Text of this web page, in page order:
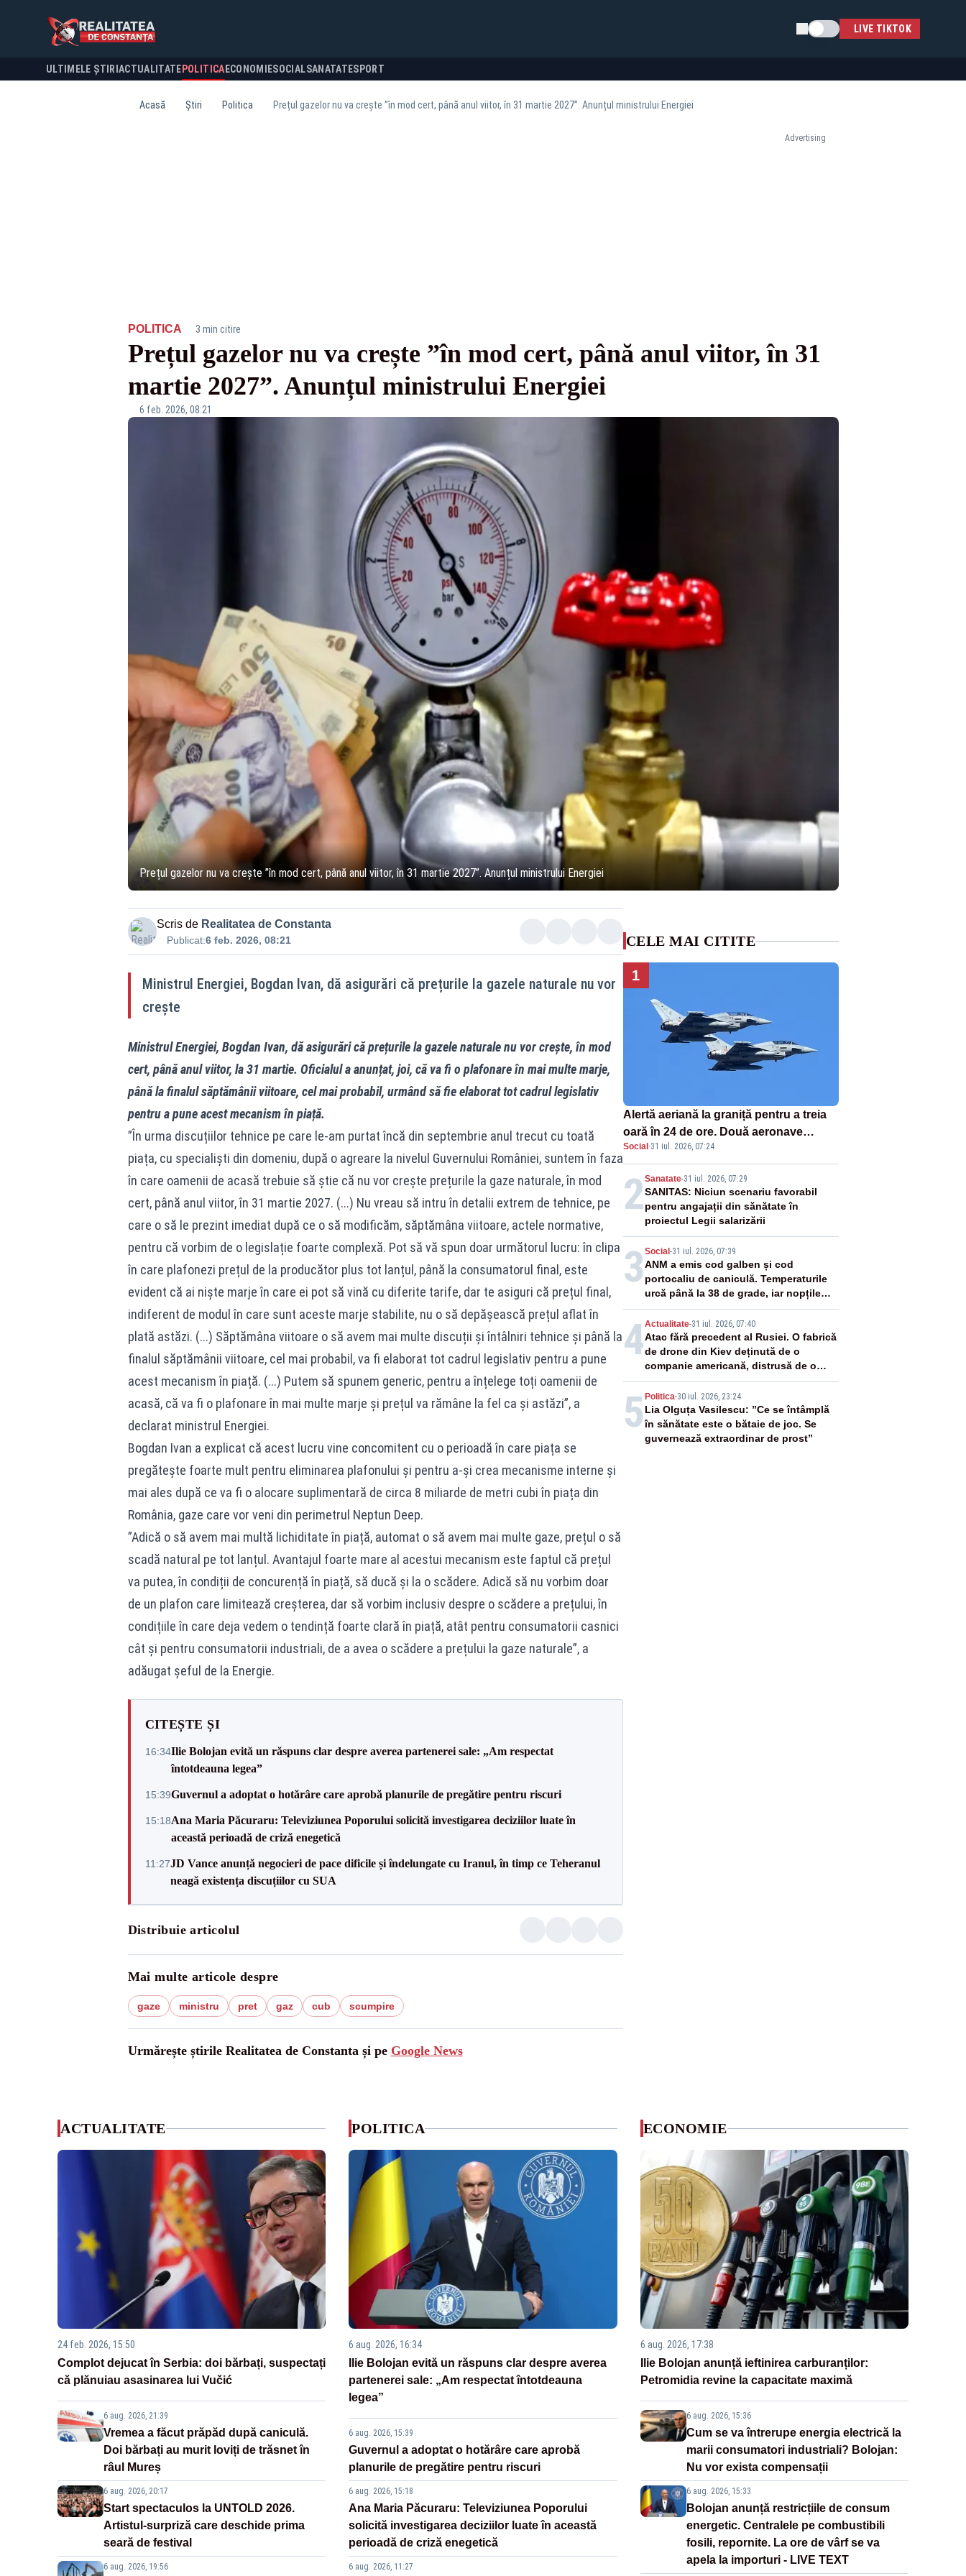
Schimba temaLIVE TIKTOK
ULTIMELE ȘTIRI ACTUALITATE POLITICA ECONOMIESOCIALSANATATESPORT
Acasă Știri Politica Prețul gazelor nu va crește ”în mod cert, până anul viitor, în 31 martie 2027”. Anunțul ministrului Energiei
Advertising
POLITICA· 3 min citire
Prețul gazelor nu va crește ”în mod cert, până anul viitor, în 31
martie 2027”. Anunțul ministrului Energiei
6 feb. 2026, 08:21
Prețul gazelor nu va crește ”în mod cert, până anul viitor, în 31 martie 2027”. Anunțul ministrului Energiei
Scris de Realitatea de Constanta
Publicat:6 feb. 2026, 08:21
Ministrul Energiei, Bogdan Ivan, dă asigurări că prețurile la gazele naturale nu vor
crește
Ministrul Energiei, Bogdan Ivan, dă asigurări că prețurile la gazele naturale nu vor crește, în mod
cert, până anul viitor, la 31 martie. Oficialul a anunțat, joi, că va fi o plafonare în mai multe marje,
până la finalul săptămânii viitoare, cel mai probabil, urmând să fie elaborat tot cadrul legislativ
pentru a pune acest mecanism în piață.
”În urma discuțiilor tehnice pe care le-am purtat încă din septembrie anul trecut cu toată
piața, cu specialiști din domeniu, după o agreare la nivelul Guvernului României, suntem în faza
în care oamenii de acasă trebuie să știe că nu vor crește prețurile la gaze naturale, în mod
cert, până anul viitor, în 31 martie 2027. (...) Nu vreau să intru în detalii extrem de tehnice, pe
care o să le prezint imediat după ce o să modificăm, săptămâna viitoare, actele normative,
pentru că vorbim de o legislație foarte complexă. Pot să vă spun doar următorul lucru: în clipa
în care plafonezi prețul de la producător plus tot lanțul, până la consumatorul final, este
evident că ai niște marje în care ei pot să vină cu diferite tarife, dar te asiguri că prețul final,
indiferent de modul în care sunt aceste marje stabilite, nu o să depășească prețul aflat în
plată astăzi. (...) Săptămâna viitoare o să avem mai multe discuții și întâlniri tehnice și până la
finalul săptămânii viitoare, cel mai probabil, va fi elaborat tot cadrul legislativ pentru a pune
acest mecanism în piață. (...) Putem să spunem generic, pentru a înțelege toți oamenii de
acasă, că va fi o plafonare în mai multe marje și prețul va rămâne la fel ca și astăzi”, a
declarat ministrul Energiei.
Bogdan Ivan a explicat că acest lucru vine concomitent cu o perioadă în care piața se
pregătește foarte mult pentru eliminarea plafonului și pentru a-și crea mecanisme interne și
mai ales după ce va fi o alocare suplimentară de circa 8 miliarde de metri cubi în piața din
România, gaze care vor veni din perimetrul Neptun Deep.
”Adică o să avem mai multă lichiditate în piață, automat o să avem mai multe gaze, prețul o să
scadă natural pe tot lanțul. Avantajul foarte mare al acestui mecanism este faptul că prețul
va putea, în condiții de concurență în piață, să ducă și la o scădere. Adică să nu vorbim doar
de un plafon care limitează creșterea, dar să vorbim inclusiv despre o scădere a prețului, în
condițiile în care deja vedem o tendință foarte clară în piață, atât pentru consumatorii casnici
cât și pentru consumatorii industriali, de a avea o scădere a prețului la gaze naturale”, a
adăugat șeful de la Energie.
CITEȘTE ȘI
16:34Ilie Bolojan evită un răspuns clar despre averea partenerei sale: „Am respectat
întotdeauna legea”
15:39Guvernul a adoptat o hotărâre care aprobă planurile de pregătire pentru riscuri
15:18Ana Maria Păcuraru: Televiziunea Poporului solicită investigarea deciziilor luate în
această perioadă de criză enegetică
11:27JD Vance anunță negocieri de pace dificile și îndelungate cu Iranul, în timp ce Teheranul
neagă existența discuțiilor cu SUA
Distribuie articolul
Mai multe articole despre
gaze ministru pret gaz cub scumpire
Urmărește știrile Realitatea de Constanta și pe Google News
CELE MAI CITITE
1
Alertă aeriană la graniță pentru a treia
oară în 24 de ore. Două aeronave
Eurofighter britanice au fost ridicate de
la sol
Social ·31 iul. 2026, 07:24
2Sanatate-31 iul. 2026, 07:29
SANITAS: Niciun scenariu favorabil
pentru angajații din sănătate în
proiectul Legii salarizării
3 Social -31 iul. 2026, 07:39
ANM a emis cod galben și cod
portocaliu de caniculă. Temperaturile
urcă până la 38 de grade, iar nopțile
devin tropicale
4Actualitate-31 iul. 2026, 07:40
Atac fără precedent al Rusiei. O fabrică
de drone din Kiev deținută de o
companie americană, distrusă de o
rachetă rusească
5 Politica-30 iul. 2026, 23:24
Lia Olguța Vasilescu: ”Ce se întâmplă
în sănătate este o bătaie de joc. Se
guvernează extraordinar de prost”
ACTUALITATE
24 feb. 2026, 15:50
Complot dejucat în Serbia: doi bărbați, suspectați
că plănuiau asasinarea lui Vučić
6 aug. 2026, 21:39
Vremea a făcut prăpăd după caniculă.
Doi bărbați au murit loviți de trăsnet în
râul Mureș
6 aug. 2026, 20:17
Start spectaculos la UNTOLD 2026.
Artistul-surpriză care deschide prima
seară de festival
6 aug. 2026, 19:56
POLITICA
6 aug. 2026, 16:34
Ilie Bolojan evită un răspuns clar despre averea
partenerei sale: „Am respectat întotdeauna
legea”
6 aug. 2026, 15:39
Guvernul a adoptat o hotărâre care aprobă
planurile de pregătire pentru riscuri
6 aug. 2026, 15:18
Ana Maria Păcuraru: Televiziunea Poporului
solicită investigarea deciziilor luate în această
perioadă de criză enegetică
6 aug. 2026, 11:27
ECONOMIE
6 aug. 2026, 17:38
Ilie Bolojan anunță ieftinirea carburanților:
Petromidia revine la capacitate maximă
6 aug. 2026, 15:36
Cum se va întrerupe energia electrică la
marii consumatori industriali? Bolojan:
Nu vor exista compensații
6 aug. 2026, 15:33
Bolojan anunță restricțiile de consum
energetic. Centralele pe combustibili
fosili, repornite. La ore de vârf se va
apela la importuri - LIVE TEXT